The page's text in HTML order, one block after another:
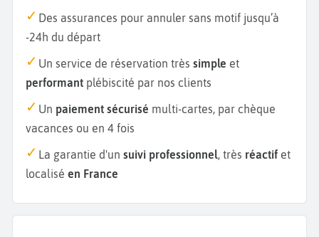
Des assurances pour annuler sans motif jusqu’à
-24h du départ
Un service de réservation très simple et
performant plébiscité par nos clients
Un paiement sécurisé multi-cartes, par chèque
vacances ou en 4 fois
La garantie d'un suivi professionnel, très réactif et
localisé en France